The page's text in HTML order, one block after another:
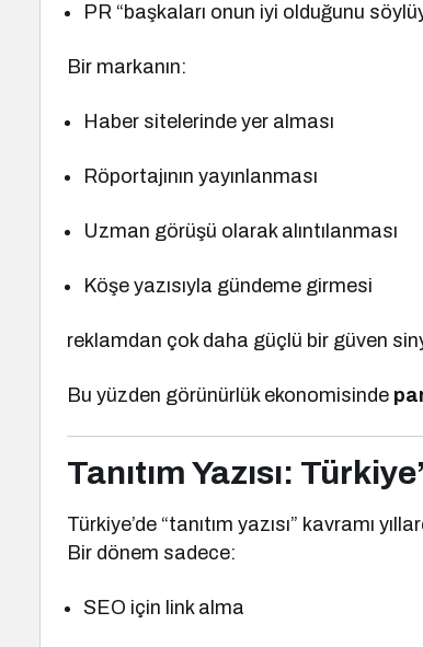
PR “başkaları onun iyi olduğunu
Bir markanın:
Haber sitelerinde yer alması
Röportajının yayınlanması
Uzman görüşü olarak alıntılanması
Köşe yazısıyla gündeme girmesi
reklamdan çok daha güçlü bir güven
Bu yüzden görünürlük ekonomisinde
Tanıtım Yazısı:
Türkiye’de “tanıtım yazısı” kavramı
Bir dönem sadece:
SEO için link alma